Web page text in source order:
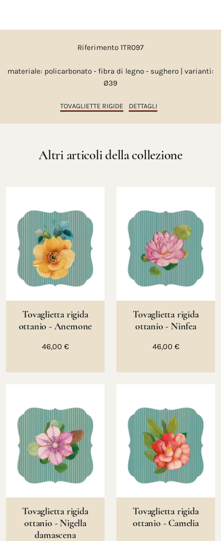
Riferimento 1TR097
materiale: policarbonato - fibra di legno - sughero | varianti:
Ø39
TOVAGLIETTE RIGIDE DETTAGLI
Altri articoli della collezione
Tovaglietta rigida
ottanio - Anemone
46,00 €
Tovaglietta rigida
ottanio - Ninfea
46,00 €
Tovaglietta rigida
ottanio - Nigella
damascena
Tovaglietta rigida
ottanio - Camelia